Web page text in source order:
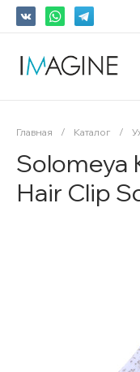
Главная / Каталог /
Solomeya
Hair Clip